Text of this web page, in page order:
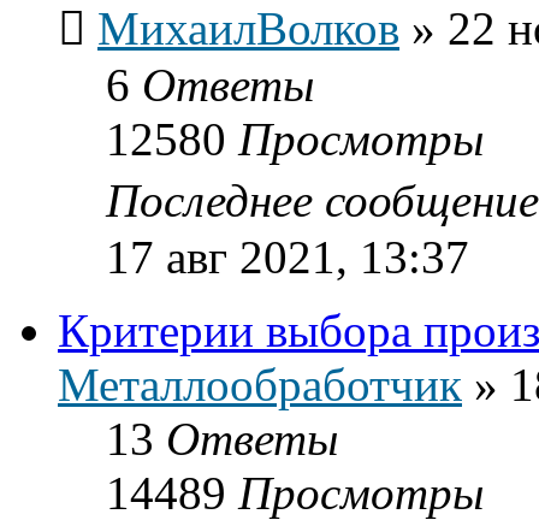
МихаилВолков » 22
6 Ответы
12580 Просмотры
Последнее
17 авг 2021, 13:37
Критерии выбора
Металлообработчик »
13 Ответы
14489 Просмотры